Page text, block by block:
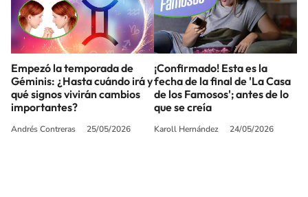
Empezó la temporada de
Géminis: ¿Hasta cuándo irá y
qué signos vivirán cambios
importantes?
Andrés Contreras 25/05/2026
¡Confirmado! Esta es la
fecha de la final de 'La Casa
de los Famosos'; antes de lo
que se creía
Karoll Hernández 24/05/2026